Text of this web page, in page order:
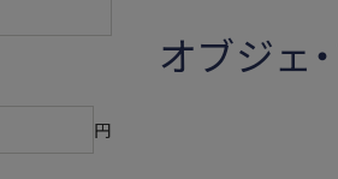
円
オブジェ